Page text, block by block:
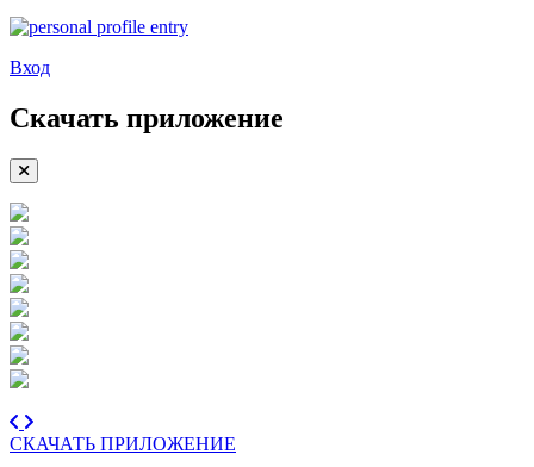
Вход
Скачать приложение
СКАЧАТЬ ПРИЛОЖЕНИЕ